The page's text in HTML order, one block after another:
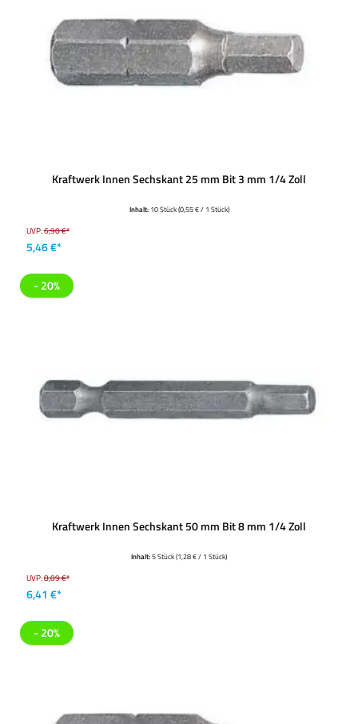
Kraftwerk Innen Sechskant 25 mm Bit 3 mm 1/4 Zoll
Inhalt: 10 Stück(0,55 € / 1 Stück)
UVP:6,90 €*
5,46 €*
- 20%
Kraftwerk Innen Sechskant 50 mm Bit 8 mm 1/4 Zoll
Inhalt:5 Stück(1,28 € / 1 Stück)
UVP:8,09 €*
6,41 €*
- 20%